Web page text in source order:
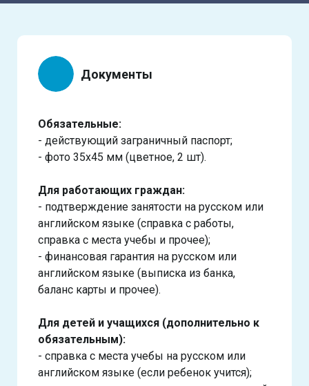
Документы
Обязательные:
- действующий заграничный паспорт;
- фото 35х45 мм (цветное, 2 шт).
Для работающих граждан:
- подтверждение занятости на русском или
английском языке (справка с работы,
справка с места учебы и прочее);
- финансовая гарантия на русском или
английском языке (выписка из банка,
баланс карты и прочее).
Для детей и учащихся (дополнительно к
обязательным):
- справка с места учебы на русском или
английском языке (если ребенок учится);